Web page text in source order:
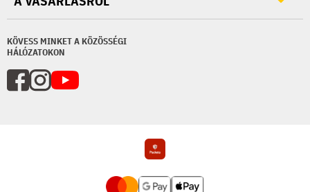
KÖVESS MINKET A KÖZÖSSÉGI
HÁLÓZATOKON